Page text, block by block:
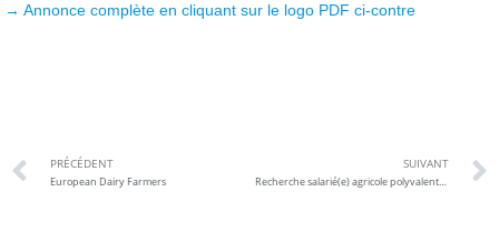
→ Annonce complète en cliquant sur le logo PDF ci-contre
PRÉCÉDENT
European Dairy Farmers
SUIVANT
Recherche salarié(e) agricole polyvalent(e)